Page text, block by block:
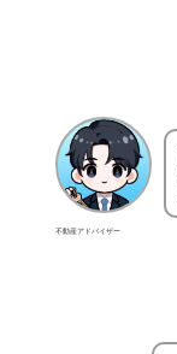
不動産アドバイザー